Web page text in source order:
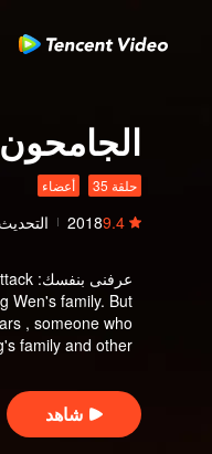
الجامحون
حلقة 35 أعضاء
9.4
2018
عرفنى بنفسك:
Wen's family. But
, someone who
family and other
شاهد